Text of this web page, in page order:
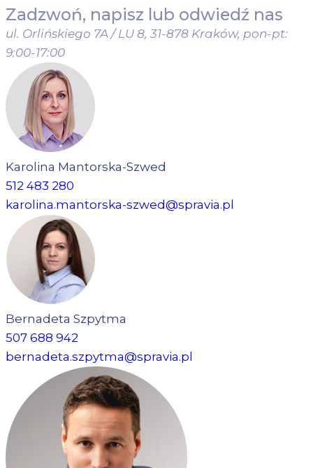
Zadzwoń, napisz lub odwiedź nas
ul. Orlińskiego 7A / LU 8, 31-878 Kraków, pon-pt:
9:00-17:00
Karolina Mantorska-Szwed
512 483 280
karolina.mantorska-szwed@spravia.pl
Bernadeta Szpytma
507 688 942
bernadeta.szpytma@spravia.pl